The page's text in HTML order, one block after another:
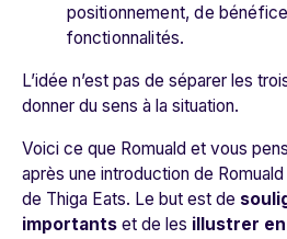
positionnement, de
fonctionnalités.
L’idée n’est pas de séparer les
donner du sens à la situation.
Voici ce que Romuald et vous
après une introduction de
de Thiga Eats. Le but est de
importants et de les illustrer